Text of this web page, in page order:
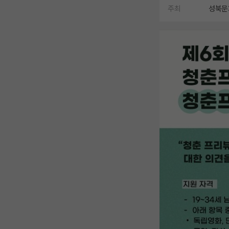
주최 성북